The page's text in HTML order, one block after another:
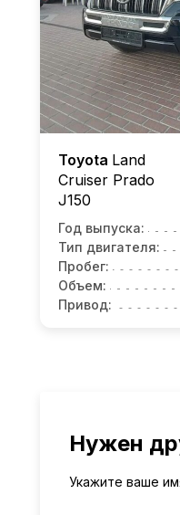
Toyota Land
Cruiser Prado
J150
Год выпуска:
Тип двигателя:
Пробег:
Объем:
Привод:
Нужен
Укажите ваше